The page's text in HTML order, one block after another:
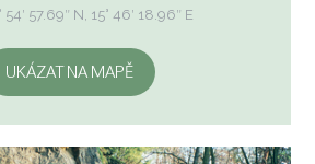
54′ 57.69″ N, 15° 46′ 18.96″ E
UKÁZAT NA MAPĚ